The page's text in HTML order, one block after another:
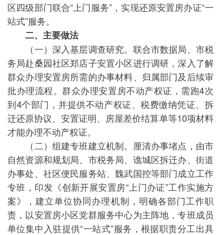
区四级部门联合“上门服务”，实现还原安置房办证“一
站式”服务。
二、主要做法
（一）深入基层调查研究。联合市数据局、市税
务局赴桑园社区郑店子安置小区进行调研，深入了解
群众办理安置房所需的办事材料、归属部门及后续审
批办理流程。群众办理安置房不动产权证，需跑4次
到4个部门，并提供不动产权证、税费缴纳凭证、拆
迁还原协议、安置证明、房屋差价结算单等10项材料
才能办理不动产权证。
（二）组建专班建立机制。厘清办事堵点，由市
自然资源和规划局、市税务局、谯城区拆迁办、街道
办事处、社区便民服务站、魏武国控等部门成立工作
专班，印发《创新开展安置房“上门办证”工作实施方
案》，建立单位协同办理机制，明确各部门工作职
责，以安置房小区党群服务中心为主阵地，专班成员
单位集中入驻提供“一站式”服务，根据职责分工出具